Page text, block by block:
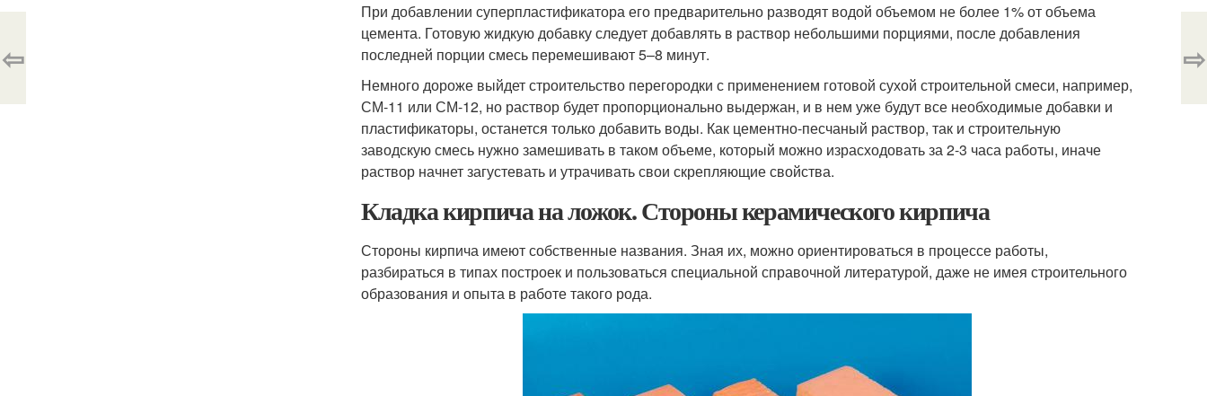
При добавлении суперпластификатора его предварительно разводят водой объемом не более 1% от объема
цемента. Готовую жидкую добавку следует добавлять в раствор небольшими порциями, после добавления
последней порции смесь перемешивают 5–8 минут.
Немного дороже выйдет строительство перегородки с применением готовой сухой строительной смеси, например,
СМ-11 или СМ-12, но раствор будет пропорционально выдержан, и в нем уже будут все необходимые добавки и
пластификаторы, останется только добавить воды. Как цементно-песчаный раствор, так и строительную
заводскую смесь нужно замешивать в таком объеме, который можно израсходовать за 2-3 часа работы, иначе
раствор начнет загустевать и утрачивать свои скрепляющие свойства.
Кладка кирпича на ложок. Стороны керамического кирпича
Стороны кирпича имеют собственные названия. Зная их, можно ориентироваться в процессе работы,
разбираться в типах построек и пользоваться специальной справочной литературой, даже не имея строительного
образования и опыта в работе такого рода.
⇦ ⇨